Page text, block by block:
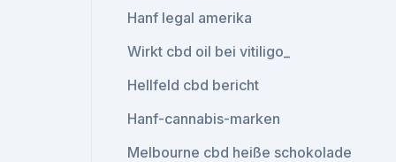
Hanf legal amerika
Wirkt cbd oil bei vitiligo_
Hellfeld cbd bericht
Hanf-cannabis-marken
Melbourne cbd heiße schokolade